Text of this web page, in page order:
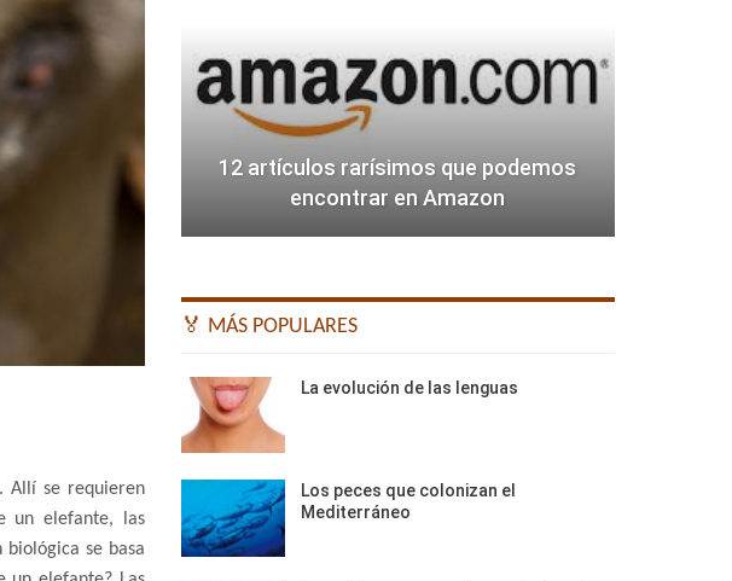
Allí se requieren
un elefante, las
biológica se basa
12 artículos rarísimos que podemos
encontrar en Amazon
🏅 MÁS POPULARES
La evolución de las lenguas
Los peces que colonizan el
Mediterráneo